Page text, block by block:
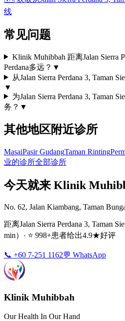
线
常见问题
Klinik Muhibbah 距离Jalan Sierra
Perdana多远？ ▼
从Jalan Sierra Perdana 3, Taman
▼
为Jalan Sierra Perdana 3, Taman
务？ ▼
其他地区附近诊所
MasaiPasir GudangTaman Rinting
业的诊所全部诊所
今天就来 Klinik
No. 62, Jalan Kiambang, Taman
距离Jalan Sierra Perdana 3, Taman
min）· ⭐ 998+患者给出4.9★好评
📞 +60 7-251 1162💬 WhatsApp
Klinik Muhibbah
Our Health In Our Hand